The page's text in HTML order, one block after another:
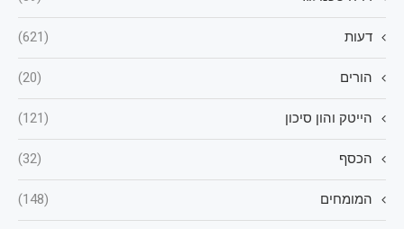
דעות (621)
הורים (20)
הייטק והון סיכון (121)
הכסף (32)
המומחים (148)